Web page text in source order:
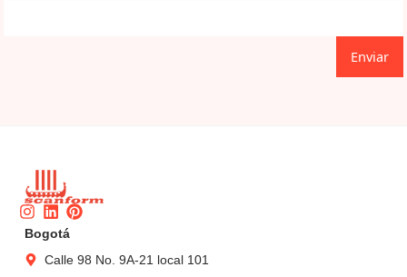
Enviar
Instagram
Linkedin
Pinterest
Bogotá
Calle 98 No. 9A-21 local 101